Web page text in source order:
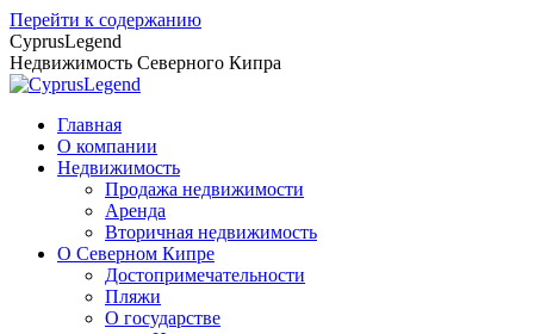
Перейти к содержанию
CyprusLegend
Недвижимость Северного Кипра
Главная
О компании
Недвижимость
Продажа недвижимости
Аренда
Вторичная недвижимость
О Северном Кипре
Достопримечательности
Пляжи
О государстве